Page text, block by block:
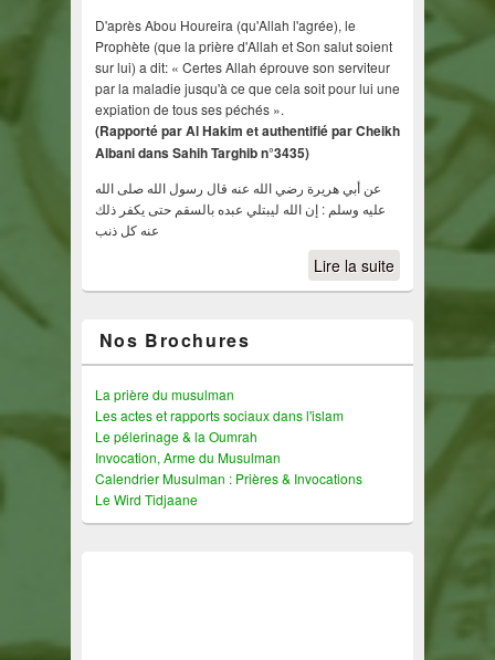
D'après Abou Houreira (qu'Allah l'agrée), le
Prophète (que la prière d'Allah et Son salut soient
sur lui) a dit: « Certes Allah éprouve son serviteur
par la maladie jusqu'à ce que cela soit pour lui une
expiation de tous ses péchés ».
(Rapporté par Al Hakim et authentifié par Cheikh
Albani dans Sahih Targhib n°3435)
عن أبي هريرة رضي الله عنه قال رسول الله صلى الله
عليه وسلم : إن الله ليبتلي عبده بالسقم حتى يكفر ذلك
عنه كل ذنب
Lire la suite
Nos Brochures
La prière du musulman
Les actes et rapports sociaux dans l'islam
Le pélerinage & la Oumrah
Invocation, Arme du Musulman
Calendrier Musulman : Prières & Invocations
Le Wird Tidjaane